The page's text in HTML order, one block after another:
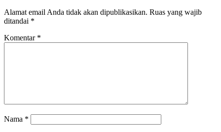
Alamat email Anda tidak akan dipublikasikan. Ruas yang wajib
ditandai *
Komentar *
Nama *